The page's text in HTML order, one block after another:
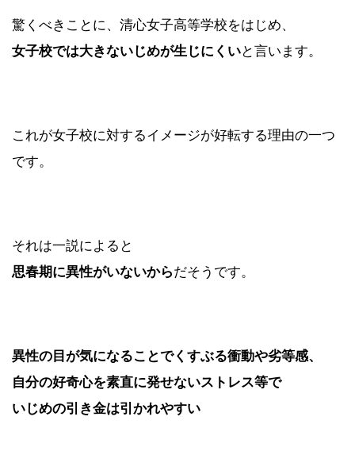
驚くべきことに、清心女子高等学校をはじめ、
女子校では大きないじめが生じにくいと言います。
これが女子校に対するイメージが好転する理由の一つ
です。
それは一説によると
思春期に異性がいないからだそうです。
異性の目が気になることでくすぶる衝動や劣等感、
自分の好奇心を素直に発せないストレス等で
いじめの引き金は引かれやすい